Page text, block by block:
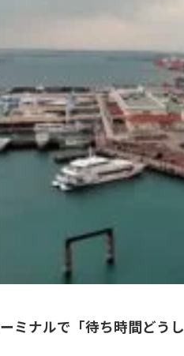
ミナルで「待ち時間どう